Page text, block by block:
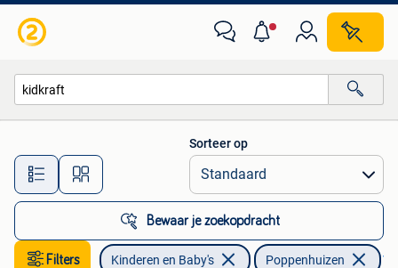
Alle afstanden…
Sorteer op
Bewaar je zoekopdracht
Filters Kinderen en Baby's Poppenhuizen